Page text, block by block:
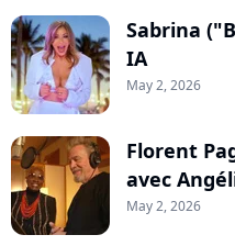
Sabrina
IA
May 2, 2026
Florent
avec
May 2, 2026